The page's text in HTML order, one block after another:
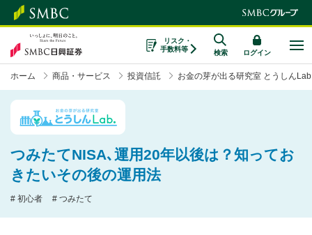
リスク・
手数料等
検索 ログイン
ホーム 商品・サービス 投資信託 お金の芽が出る研究室 とうしん
つみたてNISA､運用20年以後は？知ってお
きたいその後の運用法
# 初心者 # つみたて